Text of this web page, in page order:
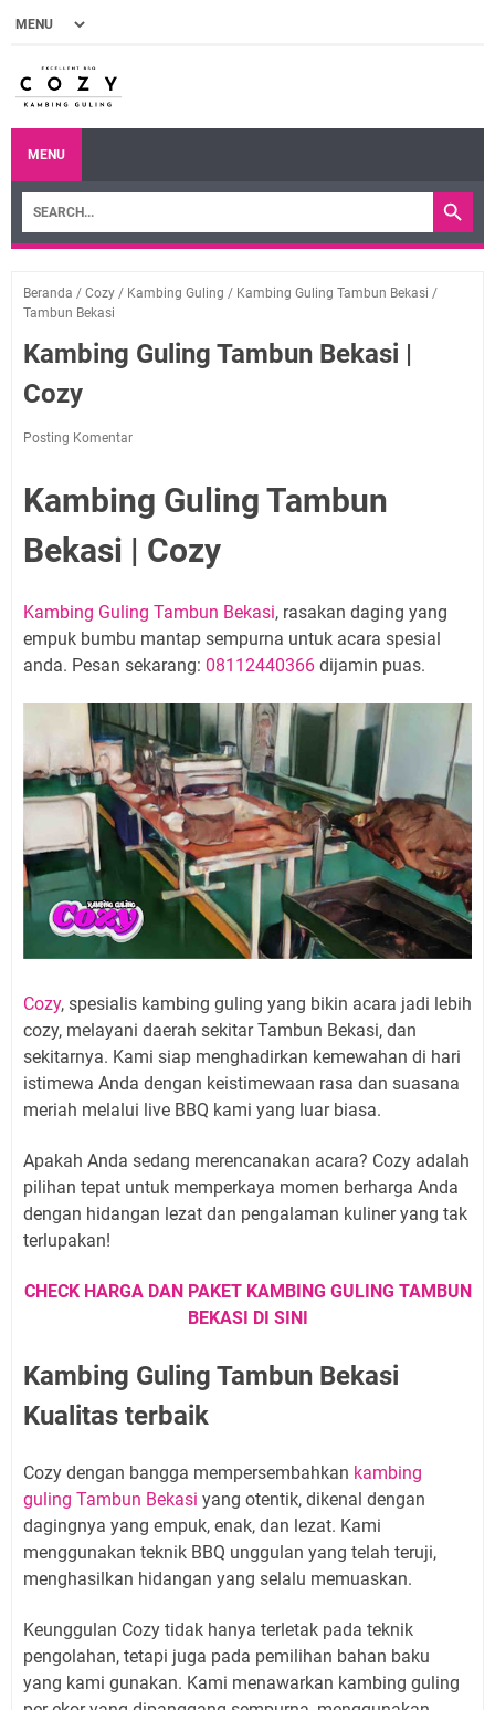
MENU
Beranda / Cozy / Kambing Guling / Kambing Guling Tambun Bekasi /
Tambun Bekasi
Kambing Guling Tambun Bekasi |
Cozy
Posting Komentar
Kambing Guling Tambun
Bekasi | Cozy
Kambing Guling Tambun Bekasi, rasakan daging yang
empuk bumbu mantap sempurna untuk acara spesial
anda. Pesan sekarang: 08112440366 dijamin puas.
Cozy, spesialis kambing guling yang bikin acara jadi lebih
cozy, melayani daerah sekitar Tambun Bekasi, dan
sekitarnya. Kami siap menghadirkan kemewahan di hari
istimewa Anda dengan keistimewaan rasa dan suasana
meriah melalui live BBQ kami yang luar biasa.
Apakah Anda sedang merencanakan acara? Cozy adalah
pilihan tepat untuk memperkaya momen berharga Anda
dengan hidangan lezat dan pengalaman kuliner yang tak
terlupakan!
CHECK HARGA DAN PAKET KAMBING GULING TAMBUN
BEKASI DI SINI
Kambing Guling Tambun Bekasi
Kualitas terbaik
Cozy dengan bangga mempersembahkan kambing
guling Tambun Bekasi yang otentik, dikenal dengan
dagingnya yang empuk, enak, dan lezat. Kami
menggunakan teknik BBQ unggulan yang telah teruji,
menghasilkan hidangan yang selalu memuaskan.
Keunggulan Cozy tidak hanya terletak pada teknik
pengolahan, tetapi juga pada pemilihan bahan baku
yang kami gunakan. Kami menawarkan kambing guling